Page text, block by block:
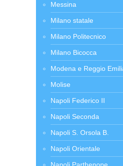
Messina
Milano statale
Milano Politecnico
Milano Bicocca
Modena e Reggio
Molise
Napoli Federico II
Napoli Seconda
Napoli S. Orsola B.
Napoli Orientale